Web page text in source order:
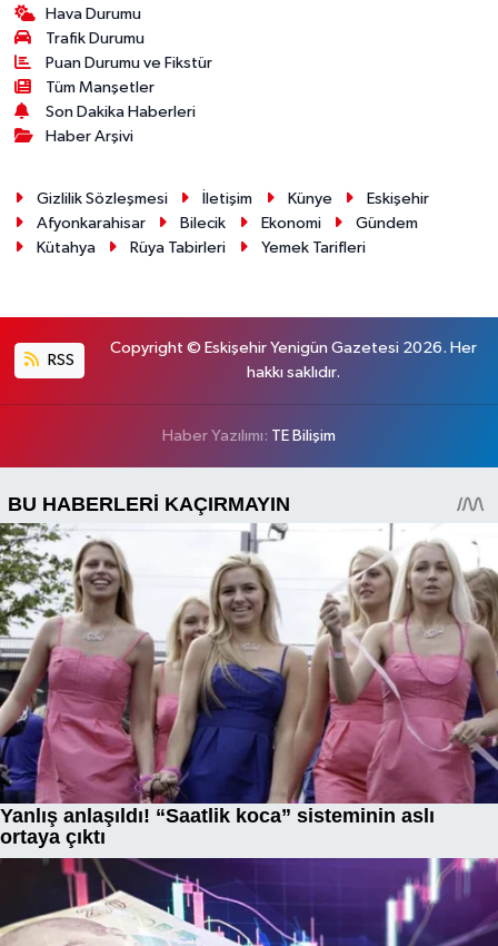
Hava Durumu
Trafik Durumu
Puan Durumu ve Fikstür
Tüm Manşetler
Son Dakika Haberleri
Haber Arşivi
Gizlilik Sözleşmesi İletişim Künye
Eskişehir
Afyonkarahisar
Bilecik Ekonomi
Gündem
Kütahya
Rüya Tabirleri Yemek Tarifleri
RSS
Copyright © Eskişehir Yenigün Gazetesi 2026. Her
hakkı saklıdır.
Haber Yazılımı: TE Bilişim